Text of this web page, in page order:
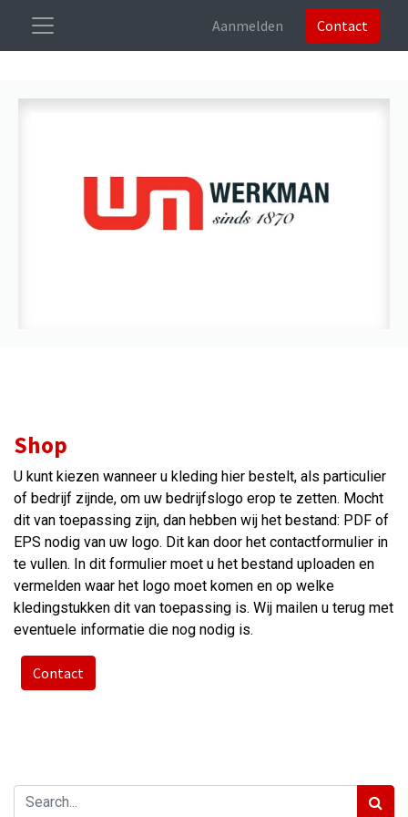
Aanmelden Contact
Shop
U kunt kiezen wanneer u kleding hier bestelt, als particulier
of bedrijf zijnde, om uw bedrijfslogo erop te zetten. Mocht
dit van toepassing zijn, dan hebben wij het bestand: PDF of
EPS nodig van uw logo. Dit kan door het contactformulier in
te vullen. In dit formulier moet u het bestand uploaden en
vermelden waar het logo moet komen en op welke
kledingstukken dit van toepassing is. Wij mailen u terug met
eventuele informatie die nog nodig is.
Contact